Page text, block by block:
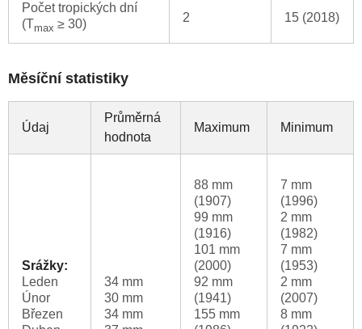
Počet tropických dní
(Tmax ≥ 30) 2 15 (2018)
Měsíční statistiky
Údaj
Průměrná
hodnota
Maximum Minimum
Srážky:
Leden
Únor
Březen
34 mm
30 mm
34 mm
88 mm
(1907)
99 mm
(1916)
101 mm
(2000)
92 mm
(1941)
155 mm
7 mm
(1996)
2 mm
(1982)
7 mm
(1953)
2 mm
(2007)
8 mm